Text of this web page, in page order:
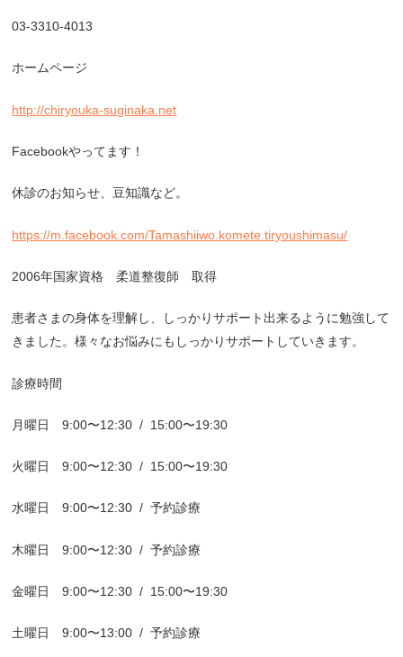
03-3310-4013
ホームページ
http://chiryouka-suginaka.net
Facebookやってます！
休診のお知らせ、豆知識など。
https://m.facebook.com/Tamashiiwo.komete.tiryoushimasu/
2006年国家資格 柔道整復師 取得
患者さまの身体を理解し、しっかりサポート出来るように勉強して
きました。様々なお悩みにもしっかりサポートしていきます。
診療時間
月曜日 9:00〜12:30 / 15:00〜19:30
火曜日 9:00〜12:30 / 15:00〜19:30
水曜日 9:00〜12:30 / 予約診療
木曜日 9:00〜12:30 / 予約診療
金曜日 9:00〜12:30 / 15:00〜19:30
土曜日 9:00〜13:00 / 予約診療